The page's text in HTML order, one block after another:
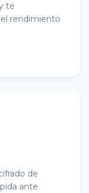
te
rendimiento
de
ante